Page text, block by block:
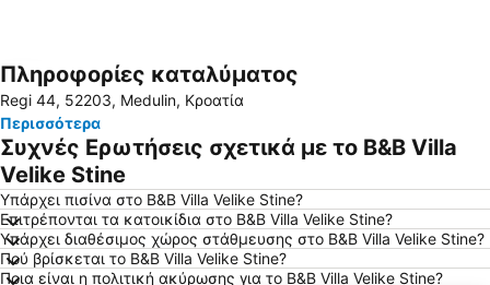
Ανάπτυξη χάρτη
Πληροφορίες καταλύματος
Regi 44, 52203, Medulin, Κροατία
Περισσότερα
Συχνές Ερωτήσεις σχετικά με το B&B Villa
Velike Stine
Υπάρχει πισίνα στο B&B Villa Velike Stine?
Επιτρέπονται τα κατοικίδια στο B&B Villa Velike Stine?
Υπάρχει διαθέσιμος χώρος στάθμευσης στο B&B Villa Velike Stine?
Πού βρίσκεται το B&B Villa Velike Stine?
Ποια είναι η πολιτική ακύρωσης για το B&B Villa Velike Stine?